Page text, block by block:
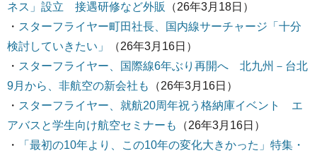
ネス」設立 接遇研修など外販
（26年3月18日）
・ スターフライヤー町田社長、国内線サーチャージ「十分
検討していきたい」
（26年3月16日）
・ スターフライヤー、国際線6年ぶり再開へ 北九州－台北
9月から、非航空の新会社も
（26年3月16日）
・ スターフライヤー、就航20周年祝う格納庫イベント エ
アバスと学生向け航空セミナーも
（26年3月16日）
・
「最初の10年より、この10年の変化大きかった」特集・